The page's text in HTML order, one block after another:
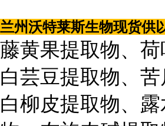
兰州沃特莱斯生物现货供
藤黄果提取物、荷
白芸豆提取物、苦
白柳皮提取物、露